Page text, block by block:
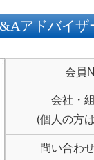
アドバイザ
会員
会社・
(個人の方
問い合わ